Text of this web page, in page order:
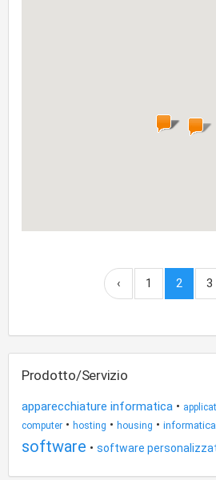
‹ 1 2 3
Prodotto/Servizio
apparecchiature informatica •
computer • hosting • housing • informatica
software • software